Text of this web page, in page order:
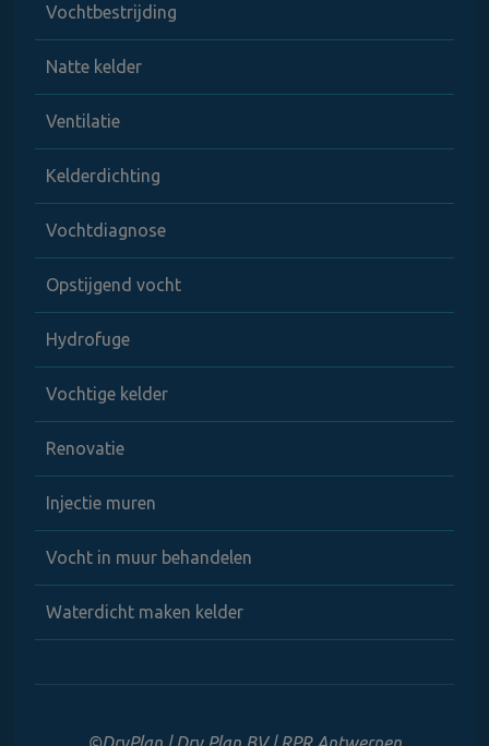
Vochtbestrijding
Natte kelder
Ventilatie
Kelderdichting
Vochtdiagnose
Opstijgend vocht
Hydrofuge
Vochtige kelder
Renovatie
Injectie muren
Vocht in muur behandelen
Waterdicht maken kelder